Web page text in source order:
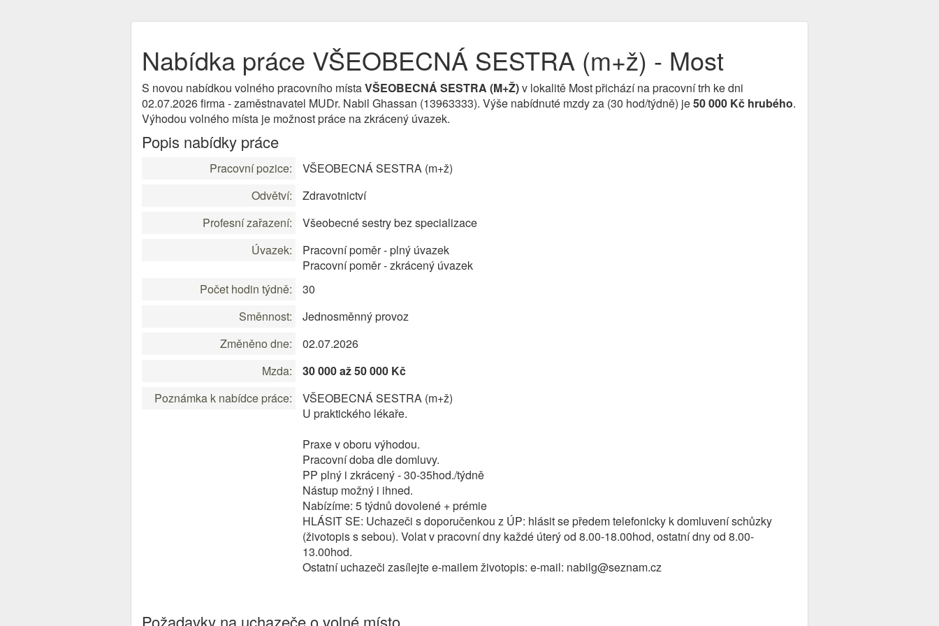
Nabídka práce VŠEOBECNÁ SESTRA (m+ž) - Most
S novou nabídkou volného pracovního místaVŠEOBECNÁ SESTRA (M+Ž)v lokalitě Most přichází na pracovní trh ke dni
02.07.2026 firma - zaměstnavatel MUDr. Nabil Ghassan (13963333). Výše nabídnuté mzdy za (30 hod/týdně) je50 000 Kč hrubého.
Výhodou volného místa je možnost práce na zkrácený úvazek.
Popis nabídky práce
Pracovní pozice:
VŠEOBECNÁ SESTRA (m+ž)
Odvětví:
Zdravotnictví
Profesní zařazení:
Všeobecné sestry bez specializace
Úvazek:
Pracovní poměr - plný úvazek
Pracovní poměr - zkrácený úvazek
Počet hodin týdně:
30
Směnnost:
Jednosměnný provoz
Změněno dne:
02.07.2026
Mzda:
30 000 až 50 000 Kč
Poznámka k nabídce práce:
VŠEOBECNÁ SESTRA (m+ž)
U praktického lékaře.
Praxe v oboru výhodou.
Pracovní doba dle domluvy.
PP plný i zkrácený - 30-35hod./týdně
Nástup možný i ihned.
Nabízíme: 5 týdnů dovolené + prémie
HLÁSIT SE: Uchazeči s doporučenkou z ÚP: hlásit se předem telefonicky k domluvení schůzky
(životopis s sebou). Volat v pracovní dny každé úterý od 8.00-18.00hod, ostatní dny od 8.00-
13.00hod.
Ostatní uchazeči zasílejte e-mailem životopis: e-mail: nabilg@seznam.cz
Požadavky na uchazeče o volné místo